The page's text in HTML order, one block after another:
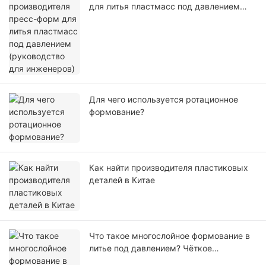
для литья пластмасс под давлением
Для чего используется ротационное
формование?
Как найти производителя пластиковых
деталей в Китае
Что такое многослойное формование в
литье под давлением? Чёткое